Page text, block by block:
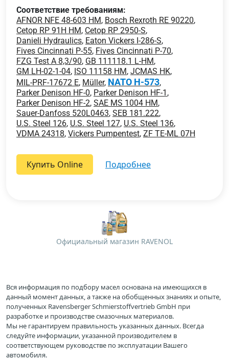
Соответствие требованиям:
AFNOR NFE 48-603 HM, Bosch Rexroth RE 90220,
Cetop RP 91H HM, Cetop RP 2950-S,
Danieli Hydraulics, Eaton Vickers I-286-S,
Fives Cincinnati P-55, Fives Cincinnati P-70,
FZG Test A 8,3/90, GB 111118.1 L-HM,
GM LH-02-1-04, ISO 11158 HM, JCMAS HK,
MIL-PRF-17672 E, Müller, NATO H-573,
Parker Denison HF-0, Parker Denison HF-1 ,
Parker Denison HF-2, SAE MS 1004 HM,
Sauer-Danfoss 520L0463, SEB 181.222,
U.S. Steel 126, U.S. Steel 127, U.S. Steel 136,
VDMA 24318, Vickers Pumpentest, ZF TE-ML 07H
Купить Online подробнее
Официальный магазин RAVENOL
Вся информация по подбору масел основана на имеющихся в
данный момент данных, а также на обобщенных знаниях и опыте,
полученных Ravensberger Schmierstoffvertrieb GmbH при
разработке и производстве смазочных материалов.
Мы не гарантируем правильность указанных данных. Всегда
следуйте информации, указанной производителем в
соответствующем руководстве по эксплуатации Вашего
автомобиля.